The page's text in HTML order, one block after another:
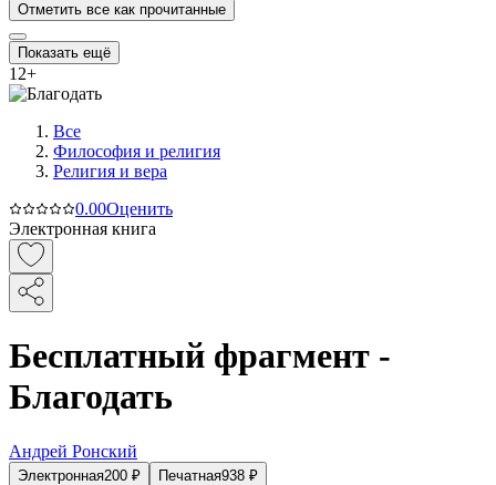
Отметить все как прочитанные
Показать ещё
12+
Все
Философия и религия
Религия и вера
0.00Оценить
Электронная книга
Бесплатный фрагмент -
Благодать
Андрей Ронский
Электронная200 ₽ Печатная938 ₽